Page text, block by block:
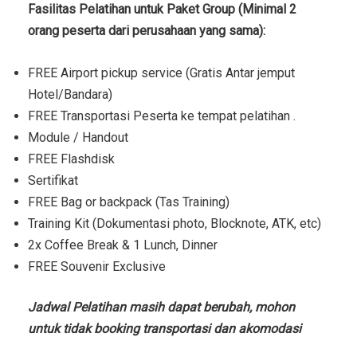
Fasilitas Pelatihan untuk Paket Group (Minimal 2
orang peserta dari perusahaan yang sama):
FREE Airport pickup service (Gratis Antar jemput
Hotel/Bandara)
FREE Transportasi Peserta ke tempat pelatihan .
Module / Handout
FREE Flashdisk
Sertifikat
FREE Bag or backpack (Tas Training)
Training Kit (Dokumentasi photo, Blocknote, ATK, etc)
2x Coffee Break & 1 Lunch, Dinner
FREE Souvenir Exclusive
Jadwal Pelatihan masih dapat berubah, mohon
untuk tidak booking transportasi dan akomodasi